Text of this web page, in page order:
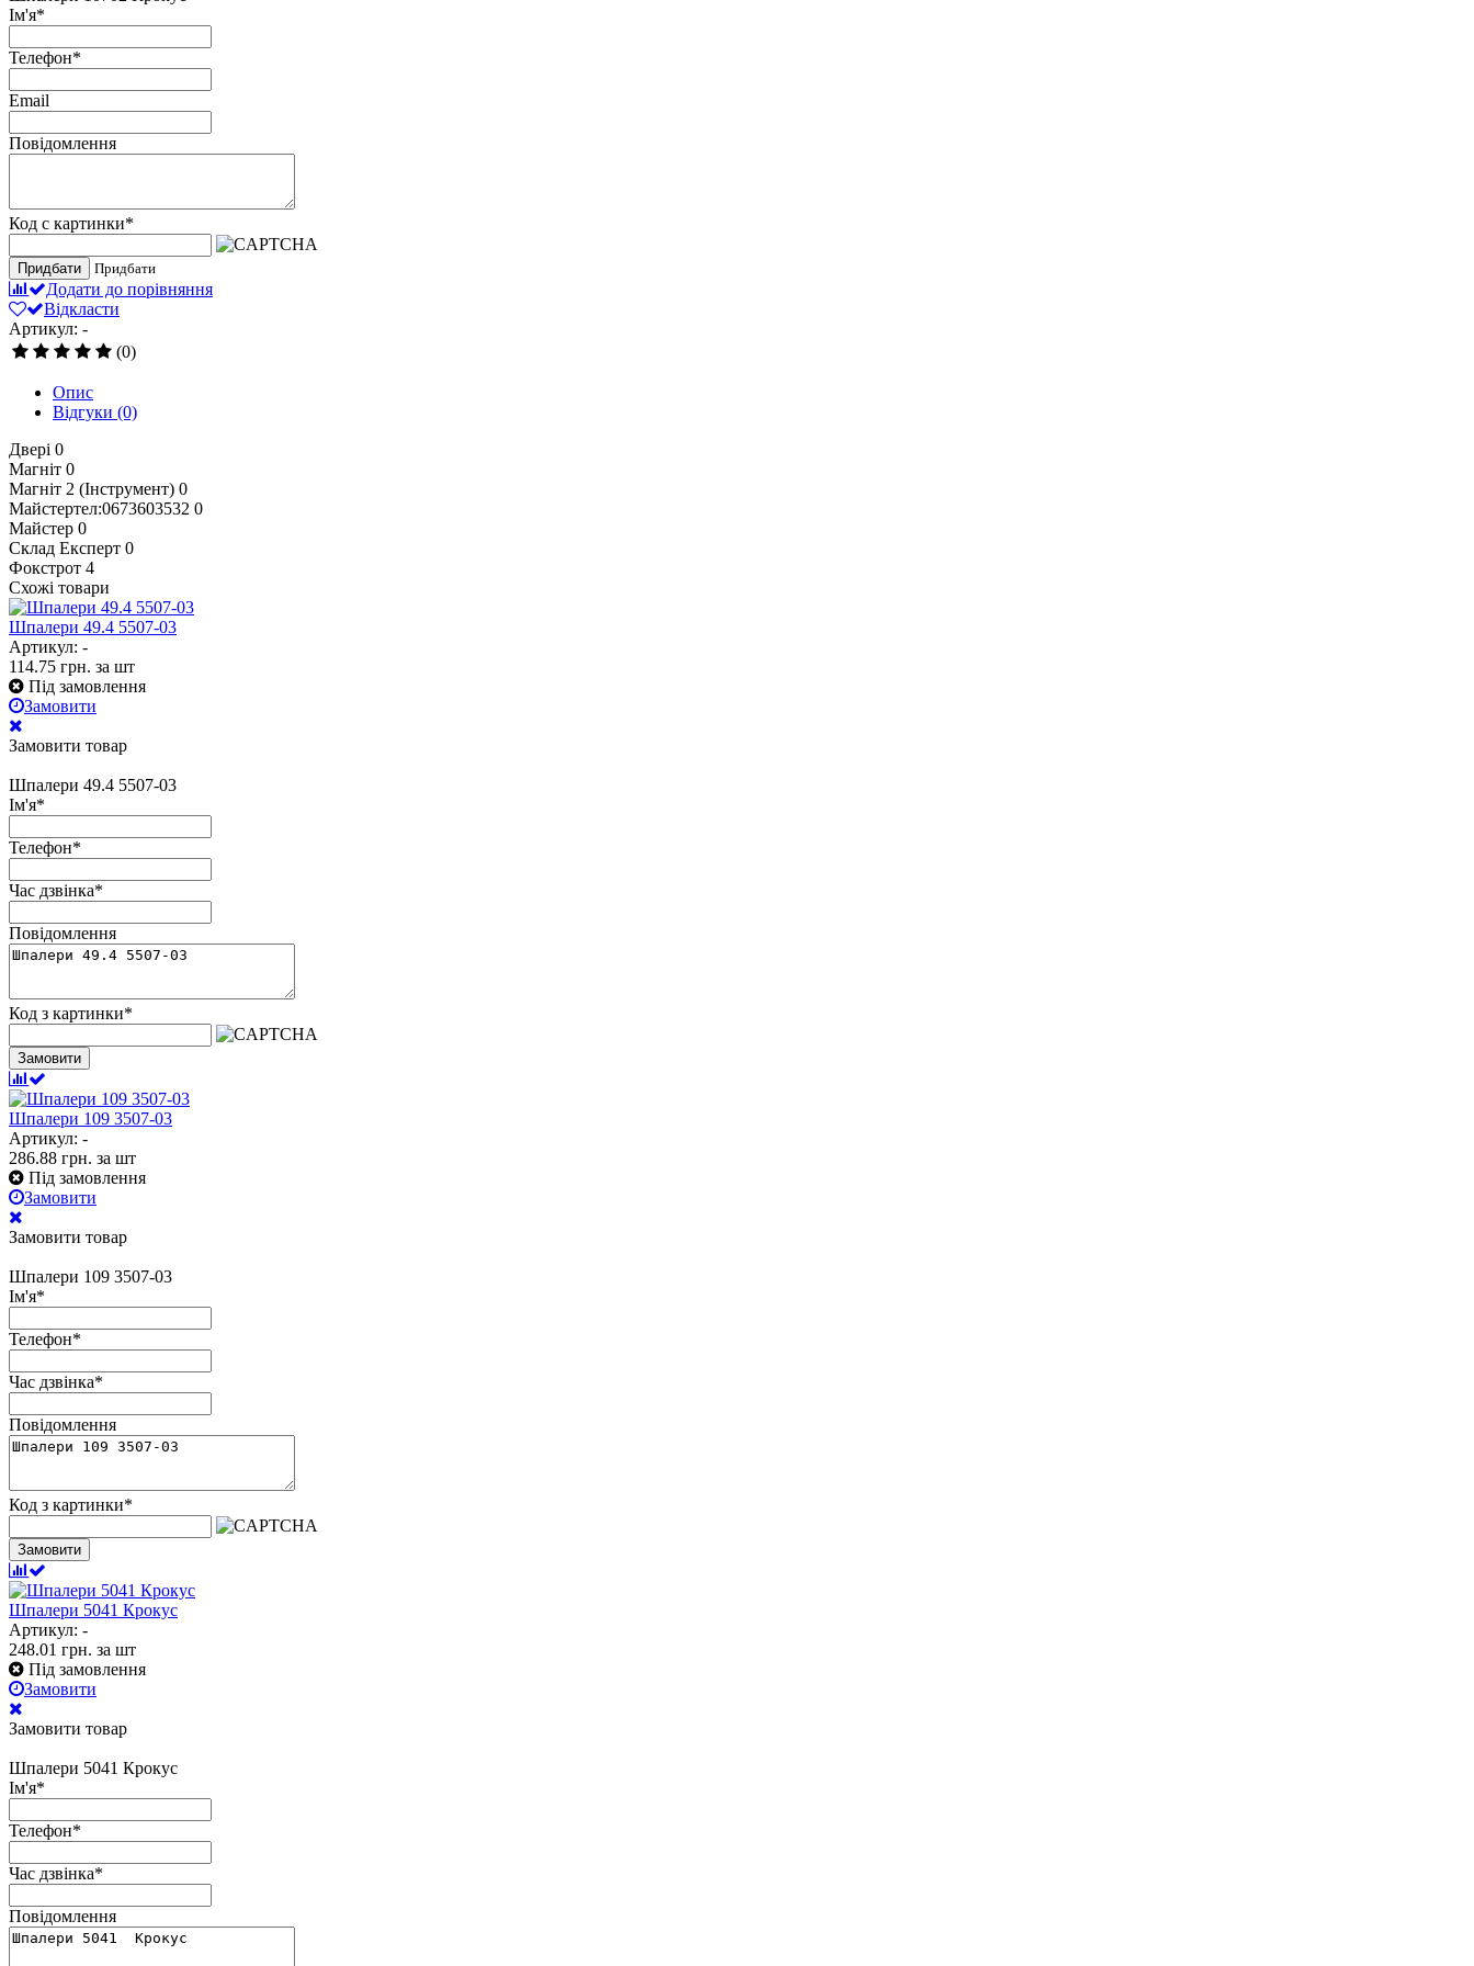
Ім'я*
Телефон*
Email
Повідомлення
Код с картинки*
Придбати Придбати
Додати до порівняння
Відкласти
Артикул: -
(0)
Опис
Відгуки (0)
Двері 0
Магніт 0
Магніт 2 (Інструмент) 0
Майстертел:0673603532 0
Майстер 0
Склад Експерт 0
Фокстрот 4
Схожі товари
Шпалери 49.4 5507-03
Артикул: -
114.75 грн. за шт
Під замовлення
Замовити
Замовити товар
Шпалери 49.4 5507-03
Ім'я*
Телефон*
Час дзвінка*
Повідомлення
Код з картинки*
Замовити
Шпалери 109 3507-03
Артикул: -
286.88 грн. за шт
Під замовлення
Замовити
Замовити товар
Шпалери 109 3507-03
Ім'я*
Телефон*
Час дзвінка*
Повідомлення
Код з картинки*
Замовити
Шпалери 5041 Крокус
Артикул: -
248.01 грн. за шт
Під замовлення
Замовити
Замовити товар
Шпалери 5041 Крокус
Ім'я*
Телефон*
Час дзвінка*
Повідомлення